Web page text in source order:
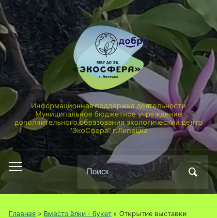
Информационная поддержка деятельности
Муниципальное бюджетное учреждение
дополнительного образования экологический центр
"ЭкоСфера" г.Липецка
Переключить
меню
Поиск
по:
Главная » Вместо ёлки - букет» Открытие выставки